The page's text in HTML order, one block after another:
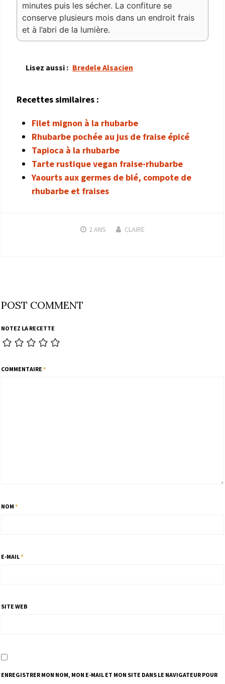
minutes puis les sécher. La confiture se
conserve plusieurs mois dans un endroit frais
et à l’abri de la lumière.
Lisez aussi : Bredele Alsacien
Recettes similaires :
Filet mignon à la rhubarbe
Rhubarbe pochée au jus de fraise épicé
Tapioca à la rhubarbe
Tarte rustique vegan fraise-rhubarbe
Yaourts aux germes de blé, compote de
rhubarbe et fraises
2 ANS CLAIRE
POST COMMENT
NOTEZ LA RECETTE
COMMENTAIRE *
NOM *
E-MAIL*
SITE WEB
ENREGISTRER MON NOM, MON E-MAIL ET MON SITE DANS LE NAVIGATEUR POUR